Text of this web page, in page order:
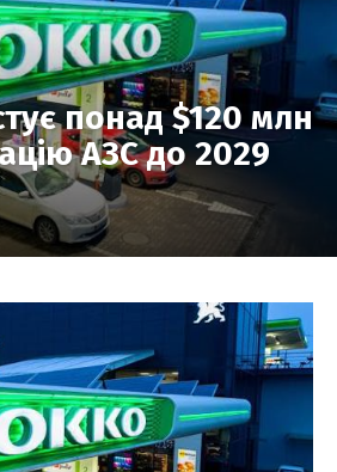
понад $120 млн
АЗС до 2029